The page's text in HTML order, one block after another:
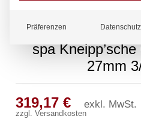
spa
27mm
319,17€ exkl. MwSt.
zzgl.Versandkosten
Präferenzen